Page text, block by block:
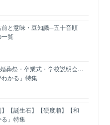
前と意味・豆知識─五十音順
一覧
婚葬祭・卒業式・学校説明会…
わかる」特集
【誕生石】【硬度順】【和
」特集